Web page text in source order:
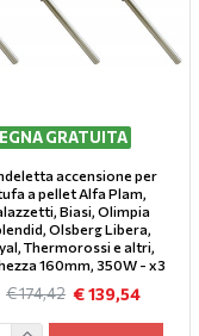
GRATUITA
accensione per
a pellet Alfa Plam,
Biasi, Olimpia
Olsberg Libera,
Thermorossi e altri,
160mm, 350W - x3
€ 139,54
€ 174,42